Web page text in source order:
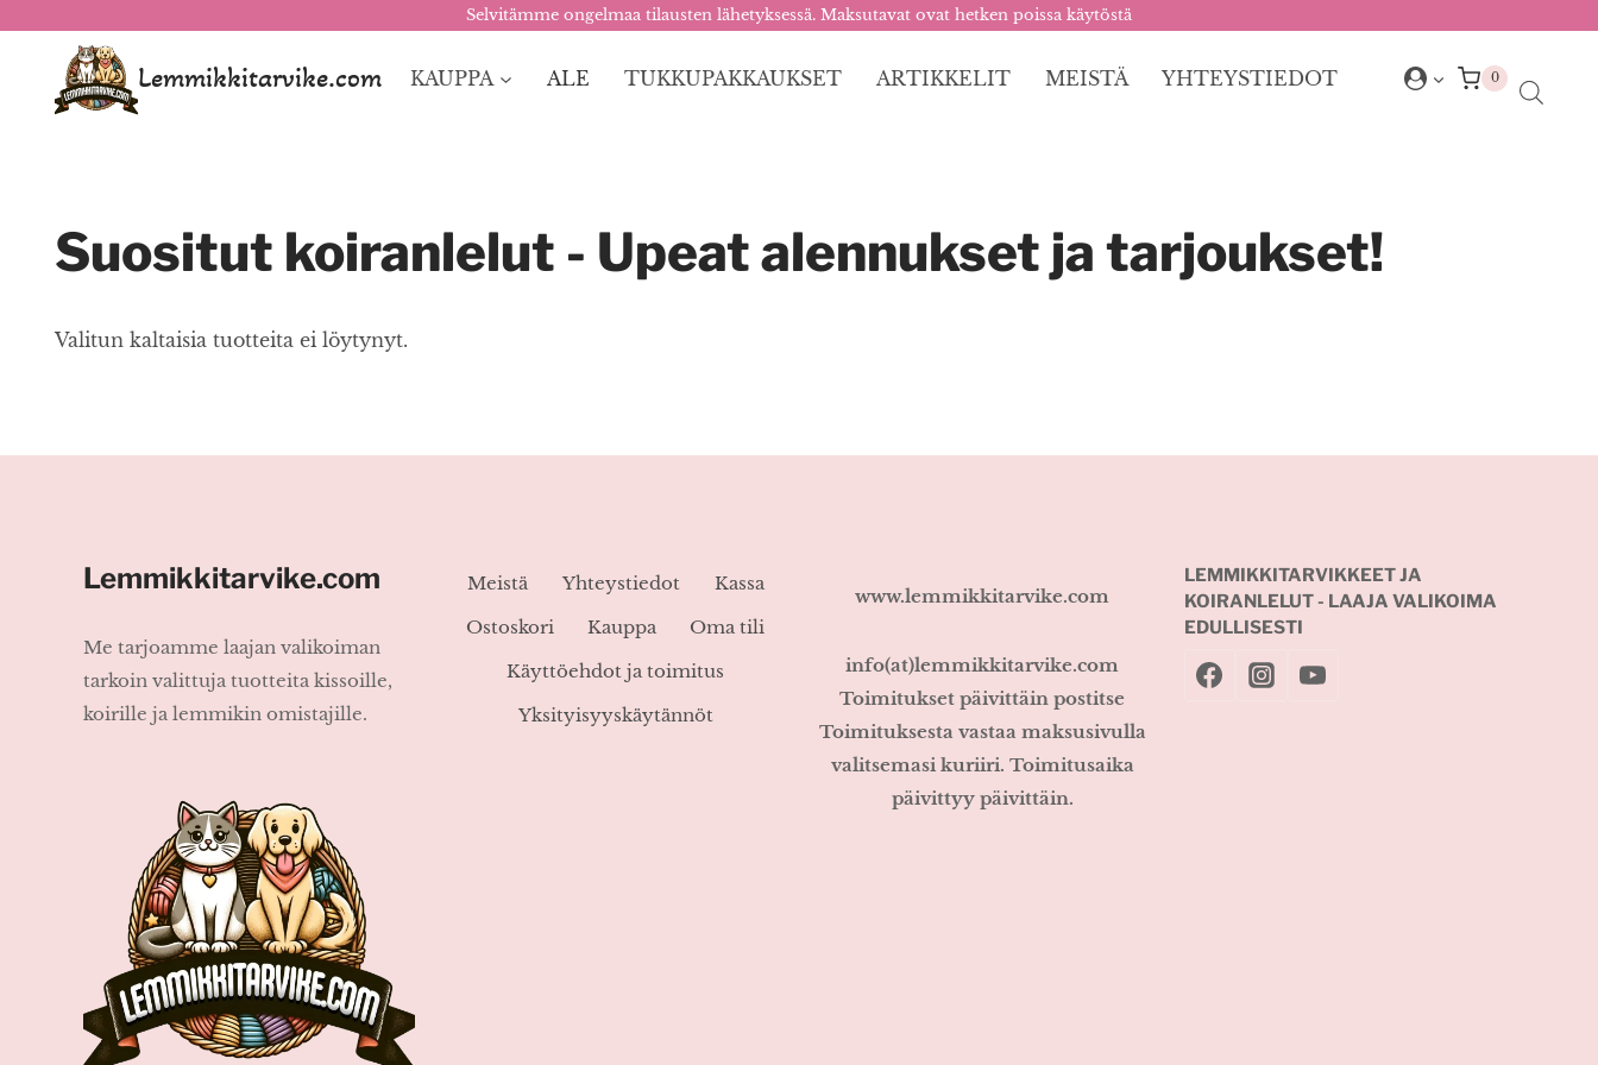
sisältöön
Selvitämme ongelmaa tilausten lähetyksessä. Maksutavat ovat hetken poissa käytöstä
Lemmikkitarvike.com KAUPPA ALE TUKKUPAKKAUKSET ARTIKKELIT MEISTÄ YHTEYSTIEDOT 0
Suositut koiranlelut - Upeat alennukset ja tarjoukset!
Valitun kaltaisia tuotteita ei löytynyt.
Lemmikkitarvike.com
Me tarjoamme laajan valikoiman
tarkoin valittuja tuotteita kissoille,
koirille ja lemmikin omistajille.
Meistä Yhteystiedot
Kassa
Ostoskori
Kauppa
Oma tili
Käyttöehdot ja toimitus
Yksityisyyskäytännöt
www.lemmikkitarvike.com
info(at)lemmikkitarvike.com
Toimitukset päivittäin postitse
Toimituksesta vastaa maksusivulla
valitsemasi kuriiri. Toimitusaika
päivittyy päivittäin.
LEMMIKKITARVIKKEET JA
KOIRANLELUT - LAAJA VALIKOIMA
EDULLISESTI